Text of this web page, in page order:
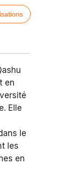
en
Elle
le
les
en